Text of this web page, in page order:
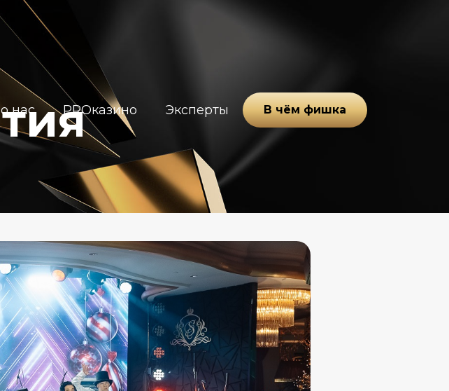
нас PROказино Эксперты В чём фишка